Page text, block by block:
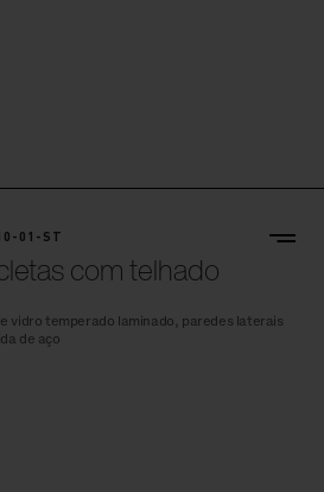
01-ST
com telhado
vidro temperado laminado, paredes laterais
de aço